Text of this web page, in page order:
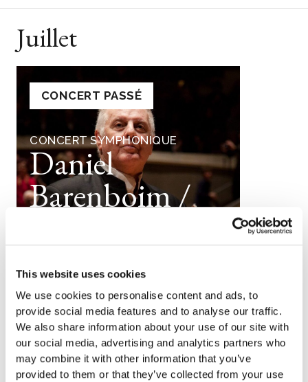
This website uses cookies
We use cookies to personalise content and ads, to
provide social media features and to analyse our traffic.
We also share information about your use of our site with
our social media, advertising and analytics partners who
may combine it with other information that you’ve
provided to them or that they’ve collected from your use
Juillet
CONCERT SYMPHONIQUE
Daniel
Barenboim /
Berlin
CONCERT PASSÉ
Jeu,01 juil. 20218:00 pm
Pierre Boulez Great Hall –
Philharmonie